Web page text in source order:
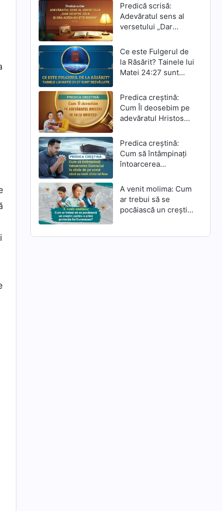
Predică scrisă:
Adevăratul sens al
versetului „Dar
aceea nu știe
nimeni”
Ce este Fulgerul de
la Răsărit? Tainele lui
Matei 24:27 sunt
Predica creștină:
Cum Îl deosebim pe
adevăratul Hristos
Predica creștină:
Cum să întâmpinați
întoarcerea
pe urmă când au
venit zilele lui Noe
A venit molima: Cum
ar trebui să se
pocăiască un creștin